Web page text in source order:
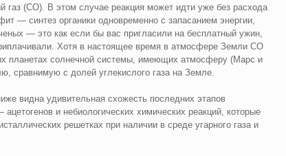
газ (CO). В этом случае реакция может идти уже без расхода
— синтез органики одновременно с запасанием энергии,
— это как если бы вас пригласили на бесплатный ужин,
Хотя в настоящее время в атмосфере Земли CO
планетах солнечной системы, имеющих атмосферу (Марс и
сравнимую с долей углекислого газа на Земле.
видна удивительная схожесть последних этапов
и небиологических химических реакций, которые
решетках при наличии в среде угарного газа и